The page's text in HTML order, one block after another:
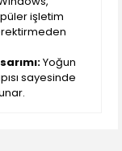
işletim
Yoğun
sayesinde